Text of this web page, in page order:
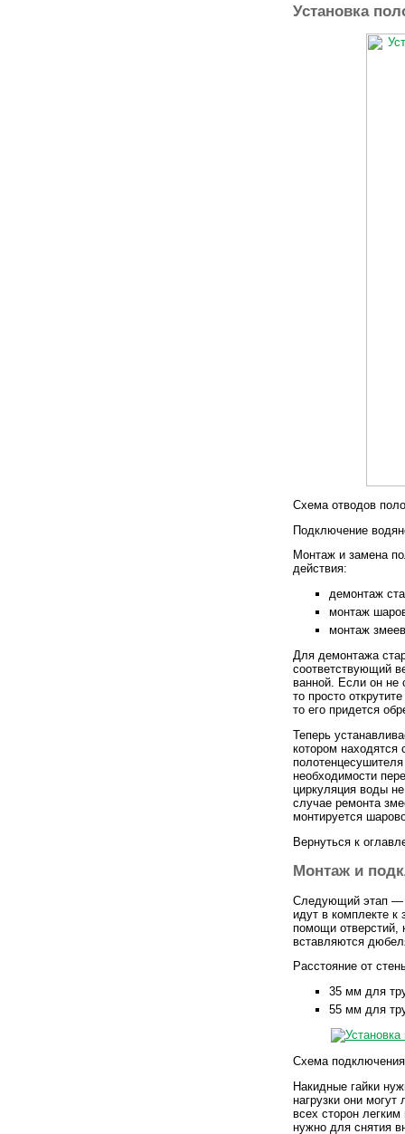
Установка
Схема отводов
Подключение
Монтаж и замена
действия:
демонтаж
монтаж
монтаж
Для демонтажа
соответствующий
ванной. Если он не
то просто
то его придется
Теперь
котором находятся
необходимости
циркуляция воды
случае ремонта
монтируется
Вернуться к
Монтаж и
Следующий этап —
идут в комплекте к
помощи отверстий,
вставляются
Расстояние от
35 мм для
55 мм для
Схема
Накидные гайки
нагрузки они могут
всех сторон
нужно для снятия